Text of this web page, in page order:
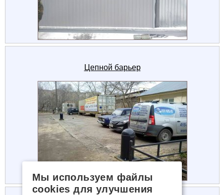
Цепной барьер
Мы используем файлы
cookies для улучшения